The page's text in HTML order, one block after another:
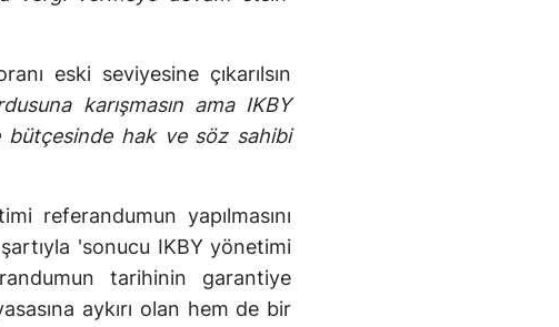
eski seviyesine çıkarılsın
karışmasın ama IKBY
bütçesinde hak ve söz sahibi
referandumun yapılmasını
'sonucu IKBY yönetimi
tarihinin garantiye
aykırı olan hem de bir